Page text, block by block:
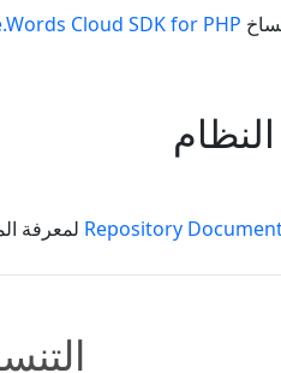
Cloud SDK for PHP
Repository لمعرفة